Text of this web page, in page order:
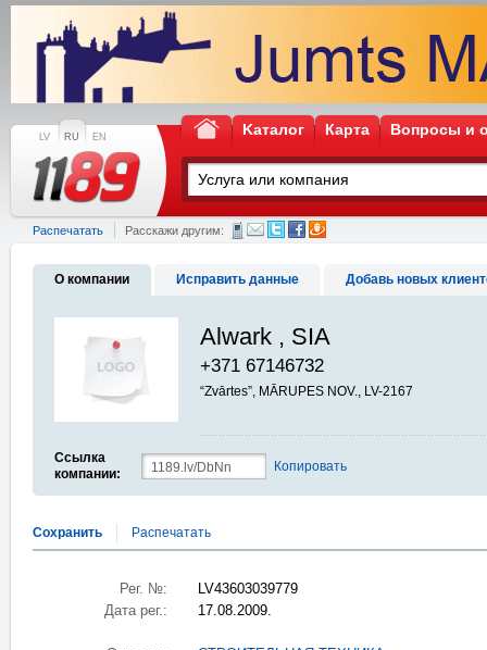
LV RU EN Kаталог Карта Вопросы и
Распечатать Расскажи другим:
О компании Исправить данные Добавь новых
Alwark , SIA
+371 67146732
“Zvārtes”, MĀRUPES NOV., LV-2167
Ссылка
компании:
Копировать
Сохранить Распечатать
Рег. №:
LV43603039779
Дата рег.:
17.08.2009.